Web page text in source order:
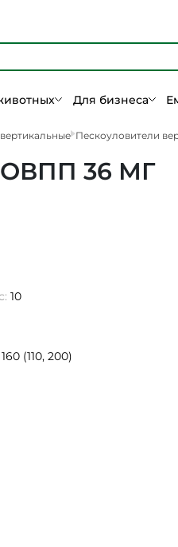
Для бизнеса
Пескоуловители
ОВПП 36 МГ
10
160 (110, 200)